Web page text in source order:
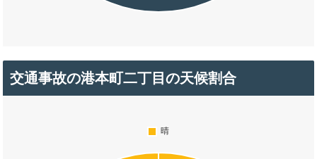
交通事故の港本町二丁目の天候割合